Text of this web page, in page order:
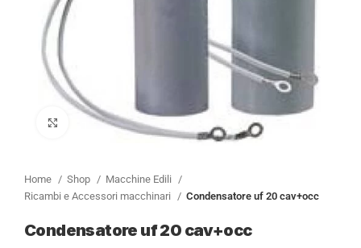
Clicca per ingrandire
Home Shop
Macchine Edili
Ricambi e Accessori macchinari
Condensatore uf 20 cav+occ
Condensatore uf 20 cav+occ